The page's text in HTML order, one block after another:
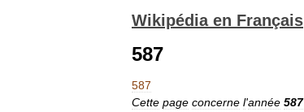
Wikipédia en Français
587
587
Cette page concerne l'année 587